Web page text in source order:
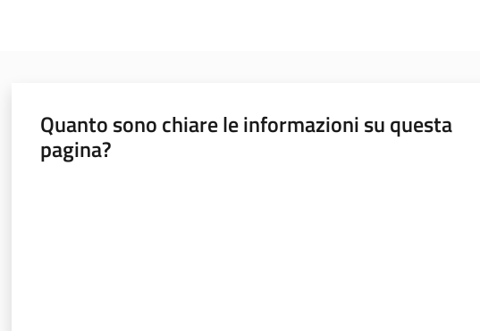
Quanto sono chiare le informazioni su questa
pagina?